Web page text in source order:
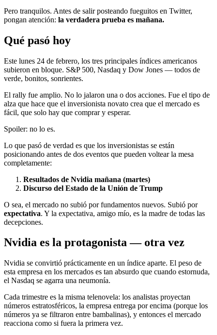
Pero tranquilos. Antes de salir posteando fueguitos en Twitter,
pongan atención: la verdadera prueba es mañana.
Qué pasó hoy
Este lunes 24 de febrero, los tres principales índices americanos
subieron en bloque. S&P 500, Nasdaq y Dow Jones — todos de
verde, bonitos, sonrientes.
El rally fue amplio. No lo jalaron una o dos acciones. Fue el tipo de
alza que hace que el inversionista novato crea que el mercado es
fácil, que solo hay que comprar y esperar.
Spoiler: no lo es.
Lo que pasó de verdad es que los inversionistas se están
posicionando antes de dos eventos que pueden voltear la mesa
completamente:
Resultados de Nvidia mañana (martes)
Discurso del Estado de la Unión de Trump
O sea, el mercado no subió por fundamentos nuevos. Subió por
expectativa. Y la expectativa, amigo mío, es la madre de todas las
decepciones.
Nvidia es la protagonista — otra vez
Nvidia se convirtió prácticamente en un índice aparte. El peso de
esta empresa en los mercados es tan absurdo que cuando estornuda,
el Nasdaq se agarra una neumonía.
Cada trimestre es la misma telenovela: los analistas proyectan
números estratosféricos, la empresa entrega por encima (porque los
números ya se filtraron entre bambalinas), y entonces el mercado
reacciona como si fuera la primera vez.